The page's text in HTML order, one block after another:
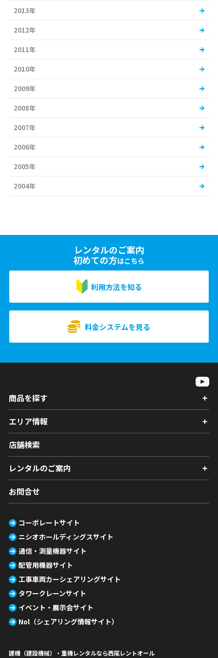
2013年
2012年
2011年
2010年
2009年
2008年
2007年
2006年
2005年
2004年
レンタルのご案内
初めての方はこちら
利用方法を知る
料金システムを見る
商品を探す
エリア情報
店舗検索
レンタルのご案内
お問合せ
コーポレートサイト
ニシオホールディングスサイト
通信・測量機器サイト
配管用機器サイト
工事車両カーシェアリングサイト
タワークレーンサイト
イベント・展示会サイト
Nol（シェアリング情報サイト）
建機（建設機械）・重機レンタルなら西尾レントオール